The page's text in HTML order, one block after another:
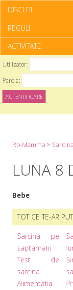
DISCUTII
REGULI
ACTIVITATE
Utilizator:
Parola:
Ro-Mamma >
LUNA 8
Bebe
TOT CE TE-AR
Sarcina pe
saptamani
Test de
sarcina
Alimentatia